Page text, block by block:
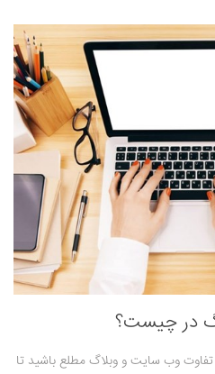
در چیست؟
تفاوت وب سایت و وبلاگ مطلع باشید تا